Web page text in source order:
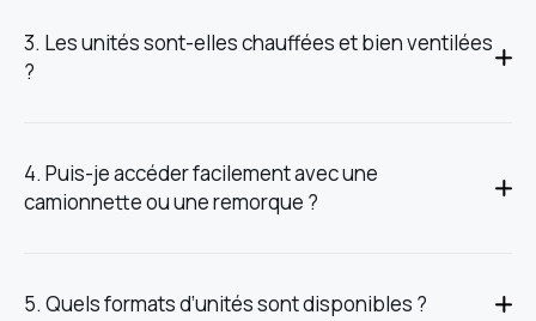
3. Les unités sont-elles chauffées et bien ventilées
?
4. Puis-je accéder facilement avec une
camionnette ou une remorque ?
5. Quels formats d’unités sont disponibles ?